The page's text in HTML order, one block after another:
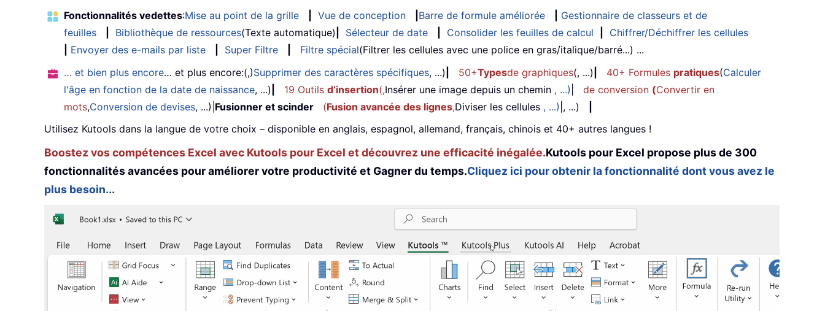
Fonctionnalités vedettes:Mise au point de la grille Vue de conception Barre de formule améliorée
Gestionnaire de classeurs et de
feuilles
Bibliothèque de ressources(Texte automatique) Sélecteur de date Consolider les feuilles de calcul
Chiffrer/Déchiffrer les cellules
Envoyer des e-mails par liste Super Filtre Filtre spécial(Filtrer les cellules avec une police en gras/italique/barré...) ...
… et bien plus encore… et plus encore:(,)Supprimer des caractères spécifiques, ...) 50+Typesde graphiques(, ...) 40+ Formules pratiques(Calculer
l'âge en fonction de la date de naissance, ...) 19 Outils d’insertion(,Insérer une image depuis un chemin , ...) de conversion (Convertir en
mots,Conversion de devises, ...) Fusionner et scinder (Fusion avancée des lignes,Diviser les cellules , ...) |, ...)
Utilisez Kutools dans la langue de votre choix – disponible en anglais, espagnol, allemand, français, chinois et 40+ autres langues !
Boostez vos compétences Excel avec Kutools pour Excel et découvrez une efficacité inégalée.Kutools pour Excel propose plus de 300
fonctionnalités avancées pour améliorer votre productivité et Gagner du temps.Cliquez ici pour obtenir la fonctionnalité dont vous avez le
plus besoin...